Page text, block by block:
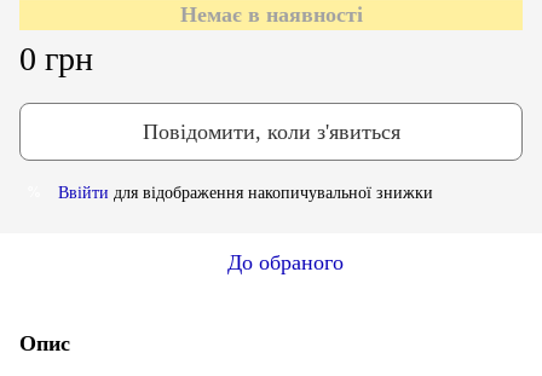
Немає в наявності
0 грн
Повідомити, коли з'явиться
Ввійти для відображення накопичувальної знижки
До обраного
Опис